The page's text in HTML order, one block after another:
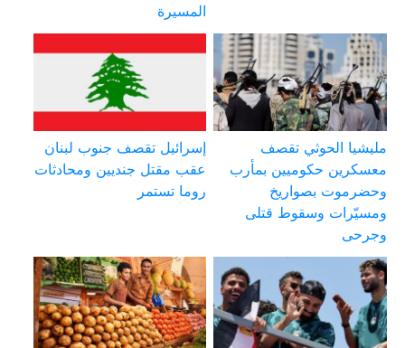
المسيرة
مليشيا الحوثي تقصف
معسكرين حكوميين بمأرب
وحضرموت بصواريخ
ومسيّرات وسقوط قتلى
وجرحى
إسرائيل تقصف جنوب لبنان
عقب مقتل جنديين ومحادثات
روما تستمر